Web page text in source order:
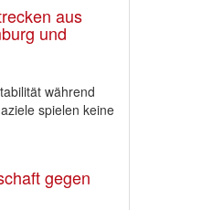
aus
und
während
spielen keine
gegen